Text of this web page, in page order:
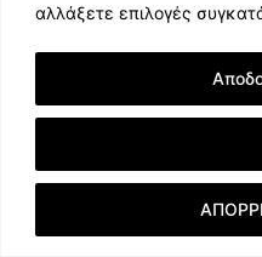
αλλάξετε επιλογές
«Δεν μου αρέσει να χάνω
η… επαγγελματίας
Είναι 35 ετών,
και είναι ιδιαίτερα
ακαταστασία της!